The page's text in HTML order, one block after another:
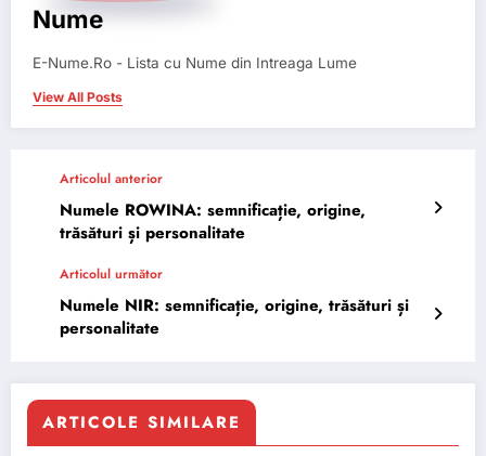
Nume
E-Nume.Ro - Lista cu Nume din Intreaga Lume
View All Posts
Articolul anterior
Numele ROWINA: semnificație, origine,
trăsături și personalitate
Articolul următor
Numele NIR: semnificație, origine, trăsături și
personalitate
ARTICOLE SIMILARE